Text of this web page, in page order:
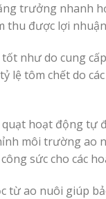
trưởng nhanh
được lợi
như do cung
lệ tôm chết do
quạt hoạt động tự
môi trường ao
sức cho các
từ ao nuôi giúp